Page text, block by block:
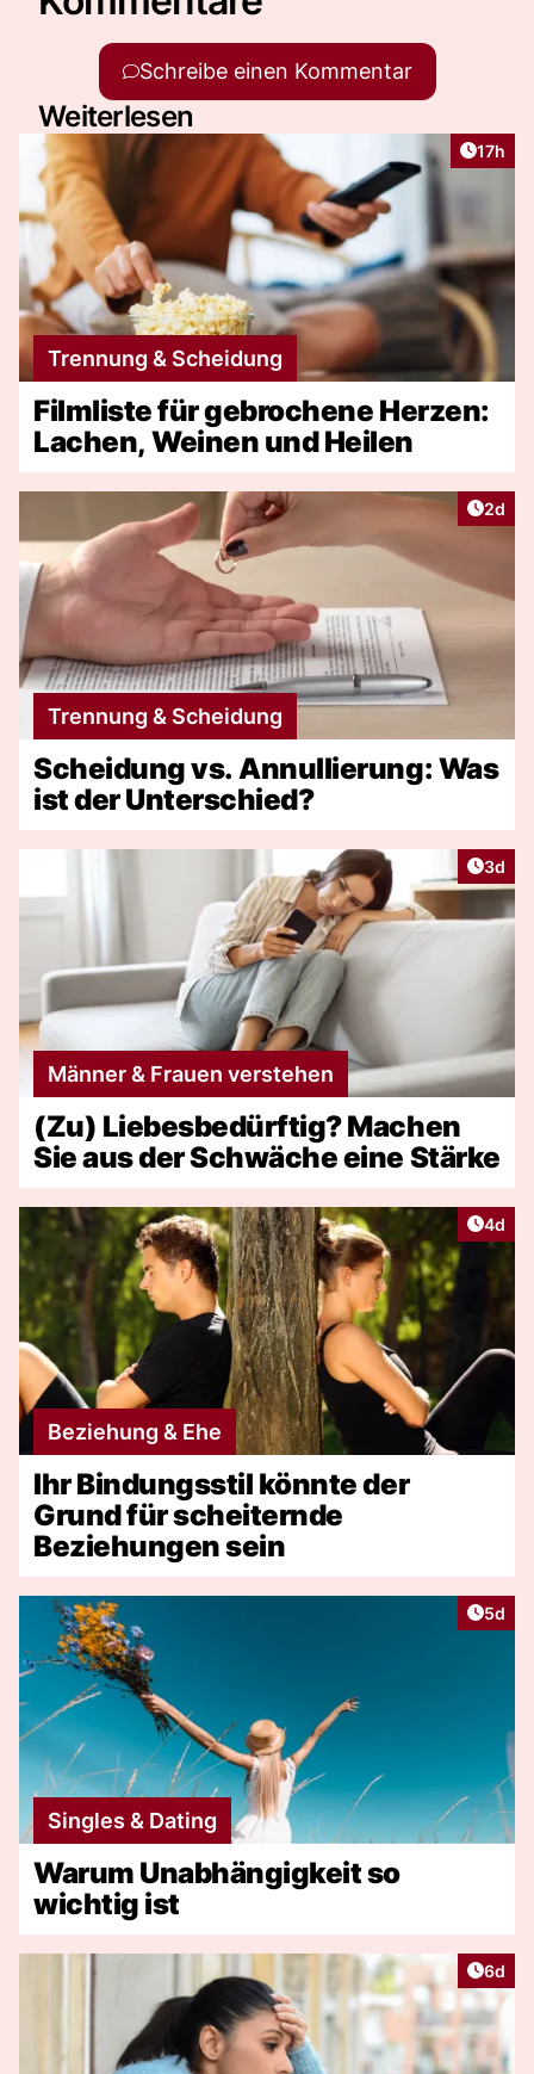
Schreibe einen Kommentar
Weiterlesen
Artikel
17h
Trennung & Scheidung
Filmliste für gebrochene Herzen:
Lachen, Weinen und Heilen
2d
Trennung & Scheidung
Scheidung vs. Annullierung: Was
ist der Unterschied?
3d
Männer & Frauen verstehen
(Zu) Liebesbedürftig? Machen
Sie aus der Schwäche eine Stärke
4d
Beziehung & Ehe
Ihr Bindungsstil könnte der
Grund für scheiternde
Beziehungen sein
5d
Singles & Dating
Warum Unabhängigkeit so
wichtig ist
6d